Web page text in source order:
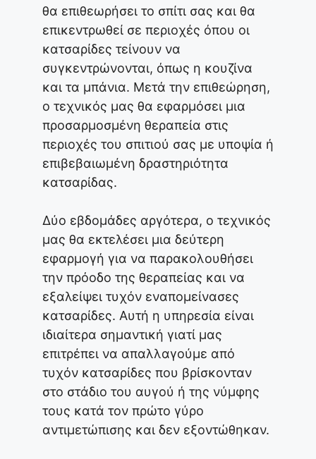
θα επιθεωρήσει το σπίτι σας και θα
επικεντρωθεί σε περιοχές όπου οι
κατσαρίδες τείνουν να
συγκεντρώνονται, όπως η κουζίνα
και τα μπάνια. Μετά την επιθεώρηση,
ο τεχνικός μας θα εφαρμόσει μια
προσαρμοσμένη θεραπεία στις
περιοχές του σπιτιού σας με υποψία ή
επιβεβαιωμένη δραστηριότητα
κατσαρίδας.
Δύο εβδομάδες αργότερα, ο τεχνικός
μας θα εκτελέσει μια δεύτερη
εφαρμογή για να παρακολουθήσει
την πρόοδο της θεραπείας και να
εξαλείψει τυχόν εναπομείνασες
κατσαρίδες. Αυτή η υπηρεσία είναι
ιδιαίτερα σημαντική γιατί μας
επιτρέπει να απαλλαγούμε από
τυχόν κατσαρίδες που βρίσκονταν
στο στάδιο του αυγού ή της νύμφης
τους κατά τον πρώτο γύρο
αντιμετώπισης και δεν εξοντώθηκαν.